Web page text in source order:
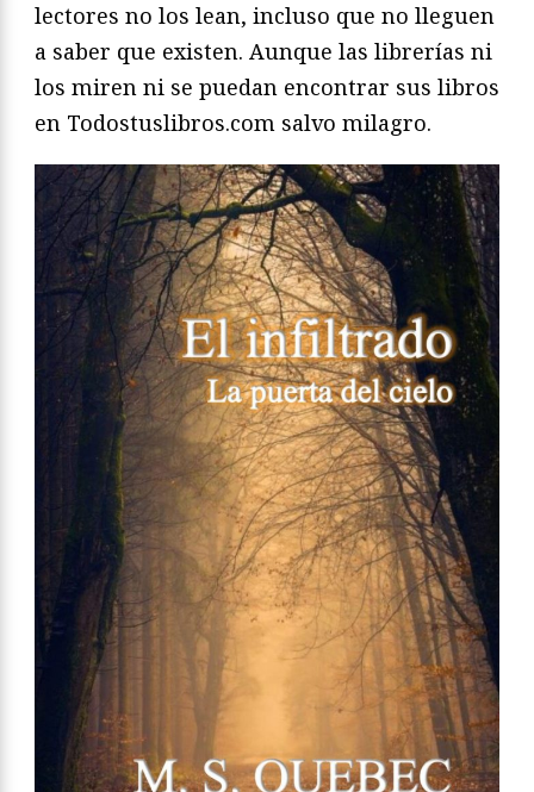
lectores no los lean, incluso que no lleguen
a saber que existen. Aunque las librerías ni
los miren ni se puedan encontrar sus libros
en Todostuslibros.com salvo milagro.